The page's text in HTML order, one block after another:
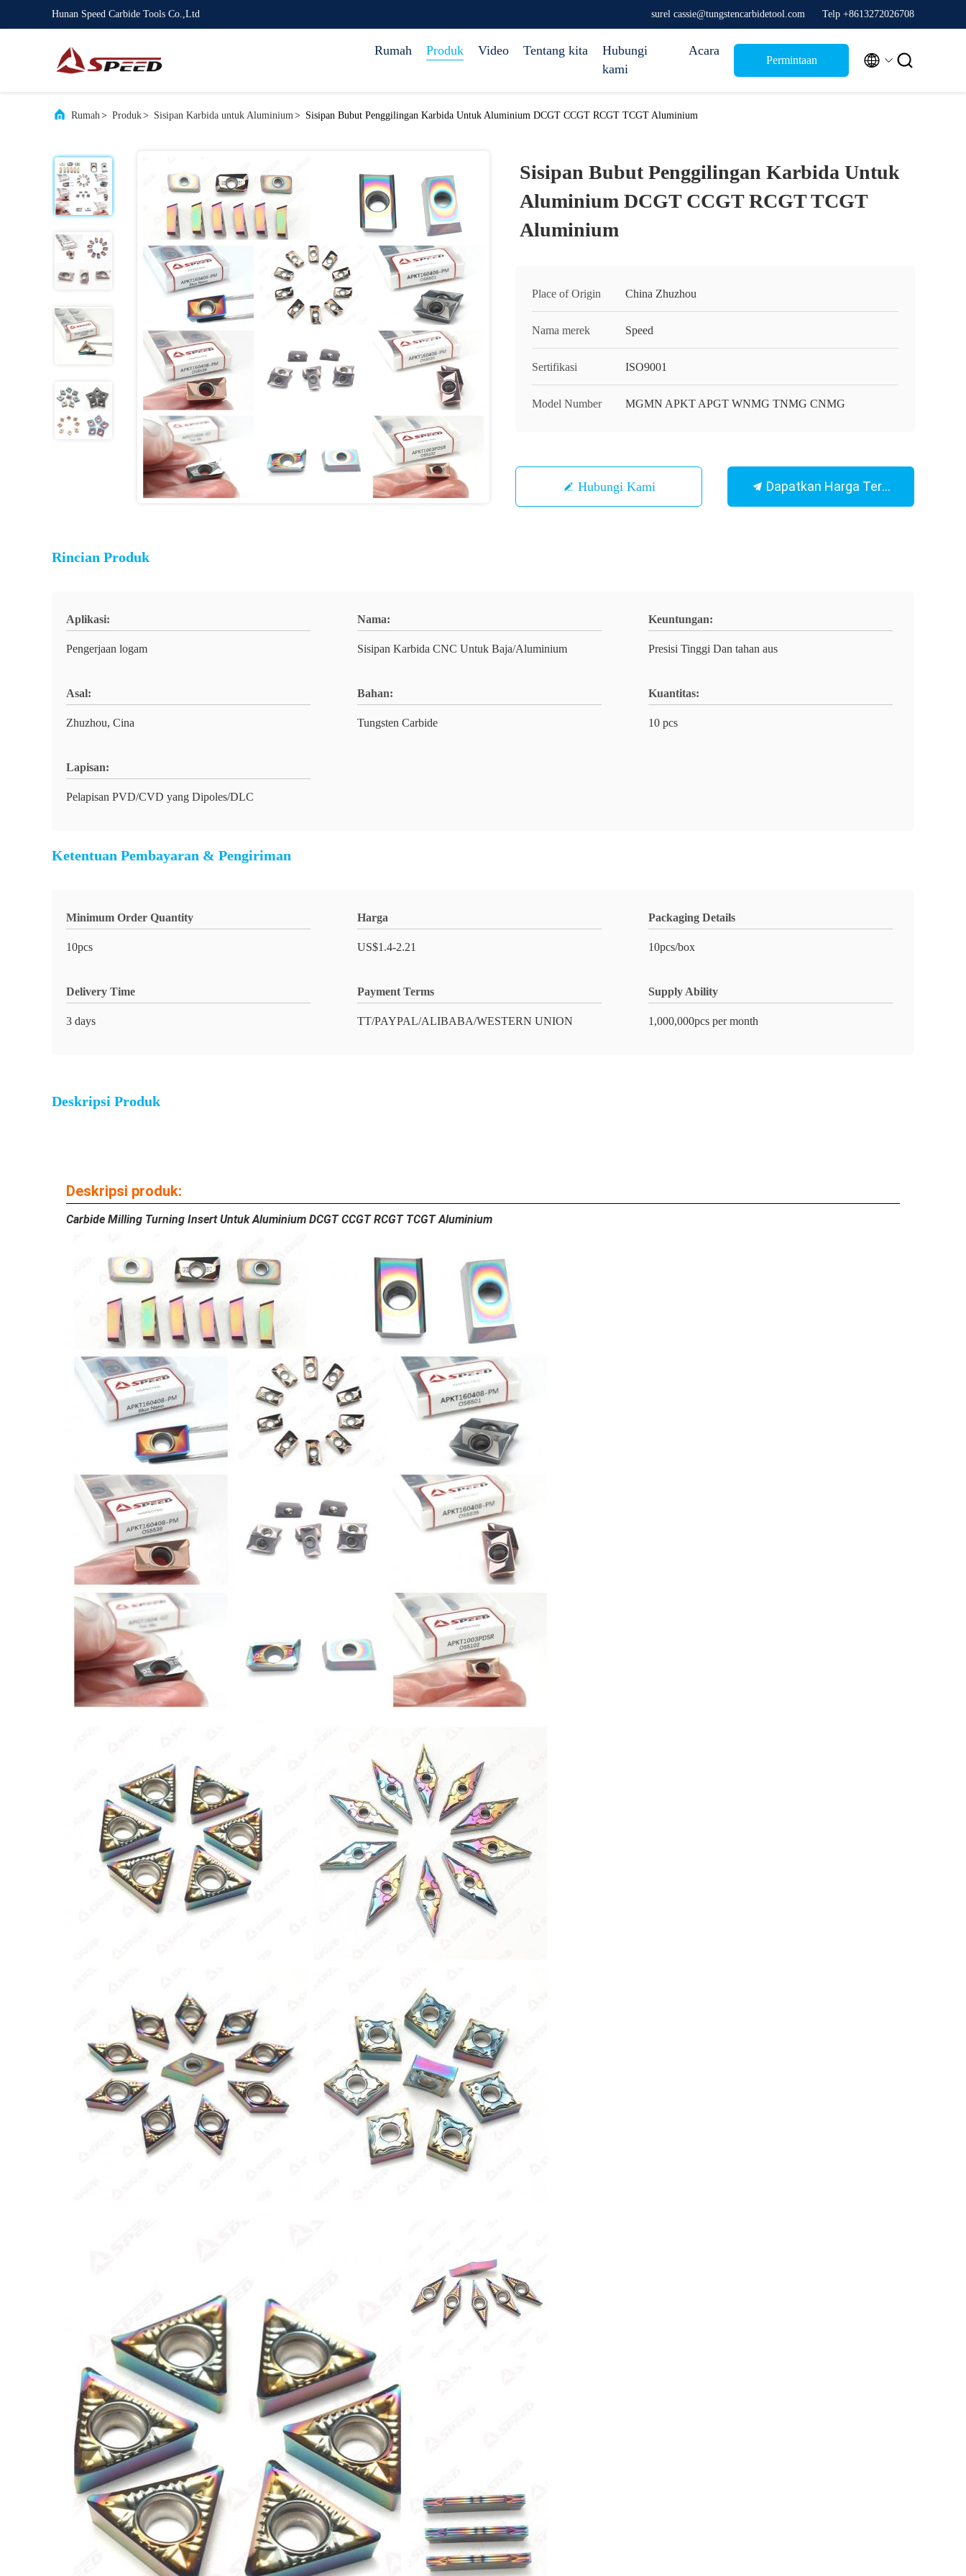
Hunan Speed Carbide Tools Co.,Ltd surel cassie@tungstencarbidetool.com Telp +8613272026708
Rumah Produk Video Tentang kita
Hubungi
kami
Acara
Permintaan  
Rumah> Produk> Sisipan Karbida untuk Aluminium> Sisipan Bubut Penggilingan Karbida Untuk Aluminium DCGT CCGT RCGT TCGT Aluminium
Sisipan Bubut Penggilingan Karbida Untuk
Aluminium DCGT CCGT RCGT TCGT
Aluminium
Place of Origin China Zhuzhou
Nama merek Speed
Sertifikasi ISO9001
Model Number MGMN APKT APGT WNMG TNMG CNMG
Hubungi Kami Dapatkan Harga Terbaik
Rincian Produk
Aplikasi:
Pengerjaan logam
Nama:
Sisipan Karbida CNC Untuk Baja/Aluminium
Keuntungan:
Presisi Tinggi Dan tahan aus
Asal:
Zhuzhou, Cina
Bahan:
Tungsten Carbide
Kuantitas:
10 pcs
Lapisan:
Pelapisan PVD/CVD yang Dipoles/DLC
Ketentuan Pembayaran & Pengiriman
Minimum Order Quantity
10pcs
Harga
US$1.4-2.21
Packaging Details
10pcs/box
Delivery Time
3 days
Payment Terms
TT/PAYPAL/ALIBABA/WESTERN UNION
Supply Ability
1,000,000pcs per month
Deskripsi Produk
Deskripsi produk:
Carbide Milling Turning Insert Untuk Aluminium DCGT CCGT RCGT TCGT Aluminium